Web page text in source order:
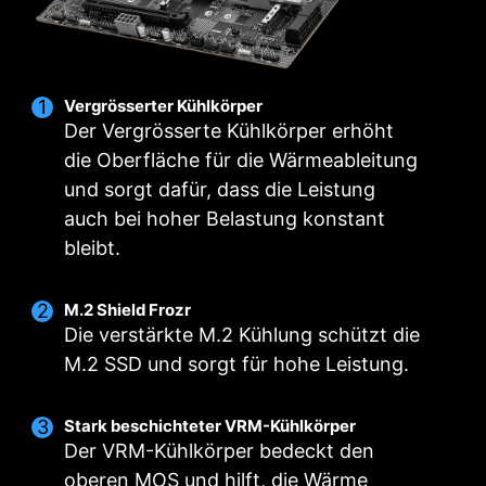
Vergrösserter Kühlkörper
Der Vergrösserte Kühlkörper erhöht
die Oberfläche für die Wärmeableitung
und sorgt dafür, dass die Leistung
auch bei hoher Belastung konstant
bleibt.
M.2 Shield Frozr
Die verstärkte M.2 Kühlung schützt die
M.2 SSD und sorgt für hohe Leistung.
Stark beschichteter VRM-Kühlkörper
Der VRM-Kühlkörper bedeckt den
oberen MOS und hilft, die Wärme
Mehrere Profile
Intelligenter Lüfter &
Manueller Lüfter
Mehrere Profile
Intelligenter Lüfter & Manueller Lüfter
Nutzer-Szenario